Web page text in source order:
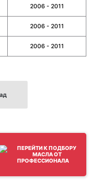
2006 - 2011
2006 - 2011
2006 - 2011